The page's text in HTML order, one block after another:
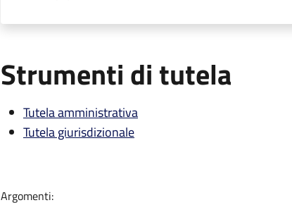
Strumenti di tutela
Tutela amministrativa
Tutela giurisdizionale
Argomenti: